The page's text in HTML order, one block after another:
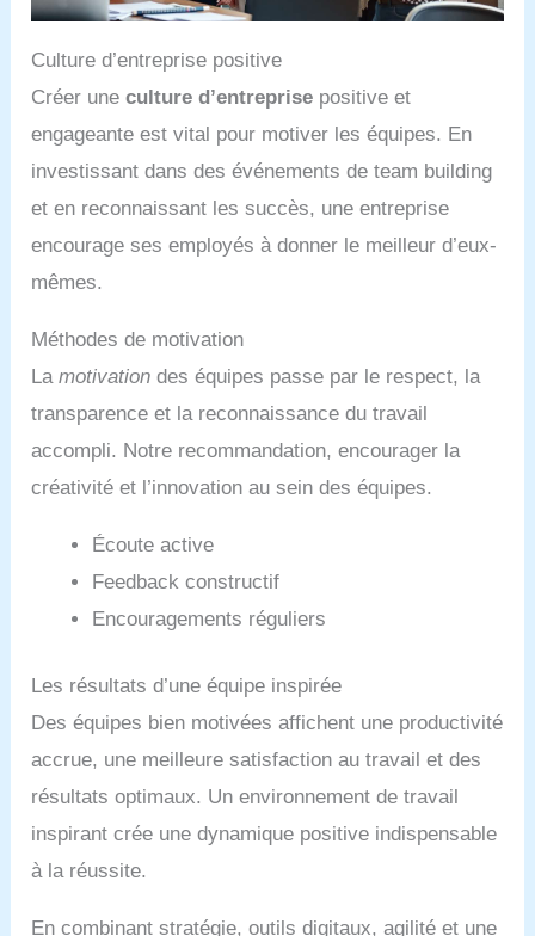
Culture d’entreprise positive
Créer uneculture d’entreprise positive et
engageante est vital pour motiver les équipes. En
investissant dans des événements de team building
et en reconnaissant les succès, une entreprise
encourage ses employés à donner le meilleur d’eux-
mêmes.
Méthodes de motivation
Lamotivation des équipes passe par le respect, la
transparence et la reconnaissance du travail
accompli. Notre recommandation, encourager la
créativité et l’innovation au sein des équipes.
Écoute active
Feedback constructif
Encouragements réguliers
Les résultats d’une équipe inspirée
Des équipes bien motivées affichent une productivité
accrue, une meilleure satisfaction au travail et des
résultats optimaux. Un environnement de travail
inspirant crée une dynamique positive indispensable
à la réussite.
En combinant stratégie, outils digitaux, agilité et une